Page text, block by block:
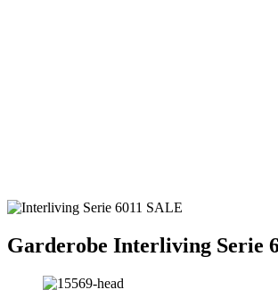
Garderobe Interliving Serie